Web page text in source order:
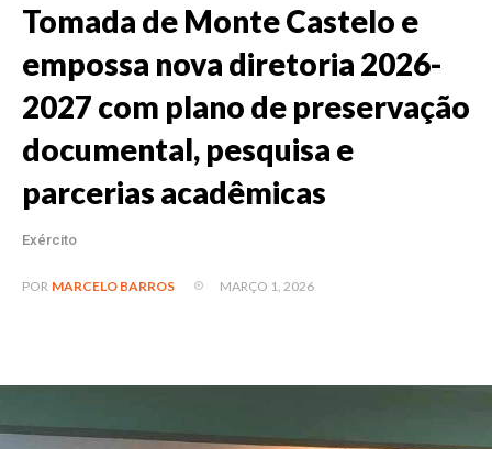
Tomada de Monte Castelo e
empossa nova diretoria 2026-
2027 com plano de preservação
documental, pesquisa e
parcerias acadêmicas
Exército
POR MARCELO BARROS MARÇO 1, 2026